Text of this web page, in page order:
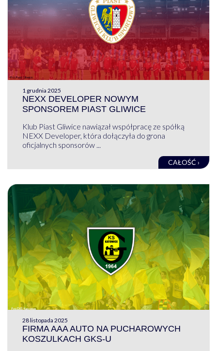
1 grudnia 2025
NEXX DEVELOPER NOWYM
SPONSOREM PIAST GLIWICE
Klub Piast Gliwice nawiązał współpracę ze spółką
NEXX Developer, która dołączyła do grona
oficjalnych sponsorów ...
CAŁOŚĆ ›
28 listopada 2025
FIRMA AAA AUTO NA PUCHAROWYCH
KOSZULKACH GKS-U